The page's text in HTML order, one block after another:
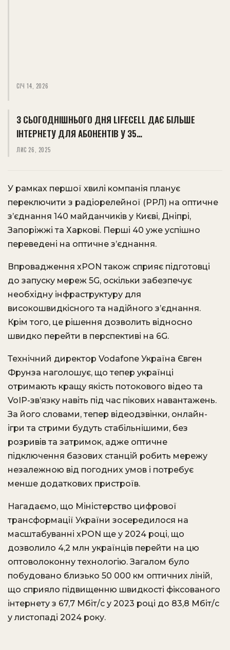
СІЧ 14, 2026
З СЬОГОДНІШНЬОГО ДНЯ LIFECELL ДАЄ БІЛЬШЕ
ІНТЕРНЕТУ ДЛЯ АБОНЕНТІВ У 35…
ЛИС 26, 2025
У рамках першої хвилі компанія планує
переключити з радіорелейної (РРЛ) на оптичне
з’єднання 140 майданчиків у Києві, Дніпрі,
Запоріжжі та Харкові. Перші 40 уже успішно
переведені на оптичне з’єднання.
Впровадження xPON також сприяє підготовці
до запуску мереж 5G, оскільки забезпечує
необхідну інфраструктуру для
високошвидкісного та надійного з’єднання.
Крім того, це рішення дозволить відносно
швидко перейти в перспективі на 6G.
Технічний директор Vodafone Україна Євген
Фрунза наголошує, що тепер українці
отримають кращу якість потокового відео та
VoIP-зв’язку навіть під час пікових навантажень.
За його словами, тепер відеодзвінки, онлайн-
ігри та стрими будуть стабільнішими, без
розривів та затримок, адже оптичне
підключення базових станцій робить мережу
незалежною від погодних умов і потребує
менше додаткових пристроїв.
Нагадаємо, що Міністерство цифрової
трансформації України зосередилося на
масштабуванні xPON ще у 2024 році, що
дозволило 4,2 млн українців перейти на цю
оптоволоконну технологію. Загалом було
побудовано близько 50 000 км оптичних ліній,
що сприяло підвищенню швидкості фіксованого
інтернету з 67,7 Мбіт/с у 2023 році до 83,8 Мбіт/с
у листопаді 2024 року.